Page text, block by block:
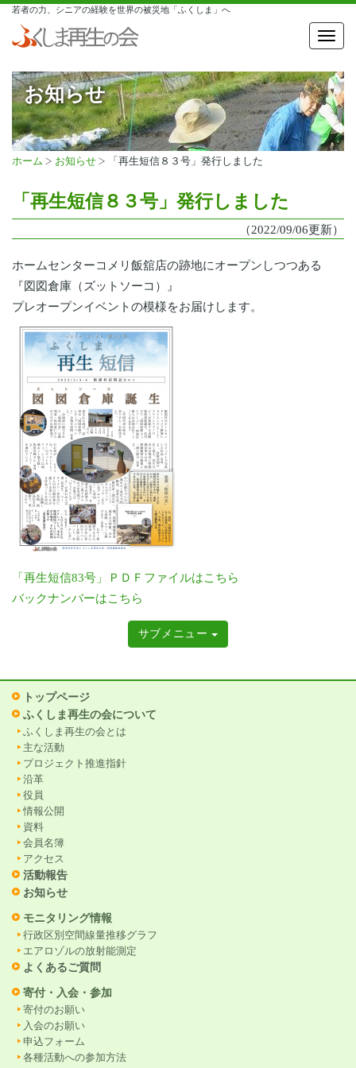
若者の力、シニアの経験を世界の被災地「ふくしま」へ
お知らせ
ホーム お知らせ 「再生短信８３号」発行しました
「再生短信８３号」発行しました
（2022/09/06更新）
ホームセンターコメリ飯舘店の跡地にオープンしつつある
『図図倉庫（ズットソーコ）』
プレオープンイベントの模様をお届けします。
「再生短信83号」ＰＤＦファイルはこちら
バックナンバーはこちら
サブメニュー
トップページ
ふくしま再生の会について
ふくしま再生の会とは
主な活動
プロジェクト推進指針
沿革
役員
情報公開
資料
会員名簿
アクセス
活動報告
お知らせ
モニタリング情報
行政区別空間線量推移グラフ
エアロゾルの放射能測定
よくあるご質問
寄付・入会・参加
寄付のお願い
入会のお願い
申込フォーム
各種活動への参加方法